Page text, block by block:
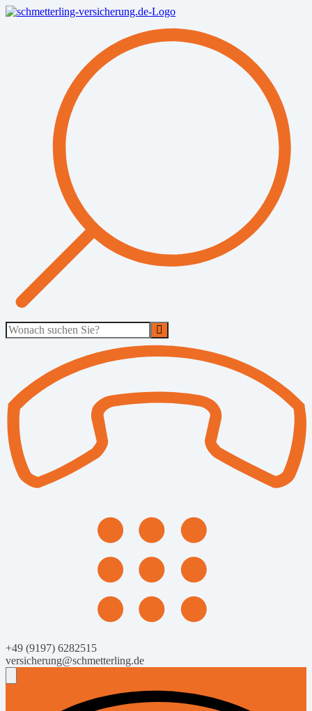
+49 (9197) 6282515
versicherung@schmetterling.de